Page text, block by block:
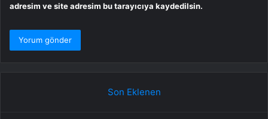
adresim ve site adresim bu tarayıcıya kaydedilsin.
Son Eklenen